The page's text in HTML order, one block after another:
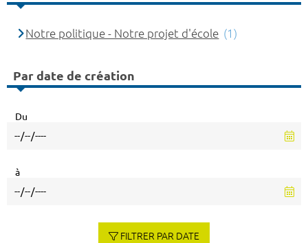
Notre politique - Notre projet d'école (1)
Par date de création
Du
à
FILTRER PAR DATE